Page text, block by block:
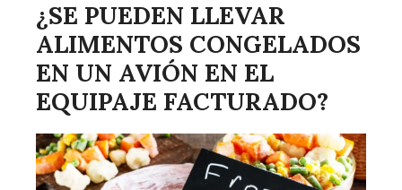
¿SE PUEDEN LLEVAR
ALIMENTOS CONGELADOS
EN UN AVIÓN EN EL
EQUIPAJE FACTURADO?